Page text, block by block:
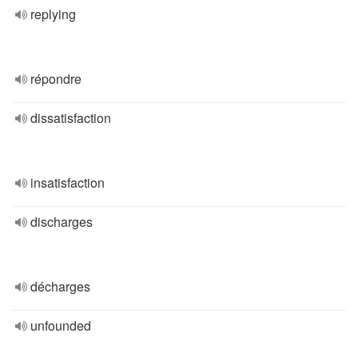
replying
répondre
dissatisfaction
insatisfaction
discharges
décharges
unfounded